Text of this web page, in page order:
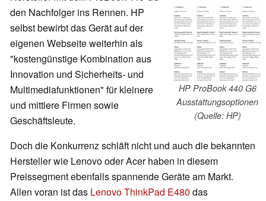
HP ProBook 440 G6
Ausstattungsoptionen
(Quelle: HP)
den Nachfolger ins Rennen. HP
selbst bewirbt das Gerät auf der
eigenen Webseite weiterhin als
"kostengünstige Kombination aus
Innovation und Sicherheits- und
Multimediafunktionen" für kleinere
und mittlere Firmen sowie
Geschäftsleute.
Doch die Konkurrenz schläft nicht und auch die bekannten
Hersteller wie Lenovo oder Acer haben in diesem
Preissegment ebenfalls spannende Geräte am Markt.
Allen voran ist das Lenovo ThinkPad E480 das